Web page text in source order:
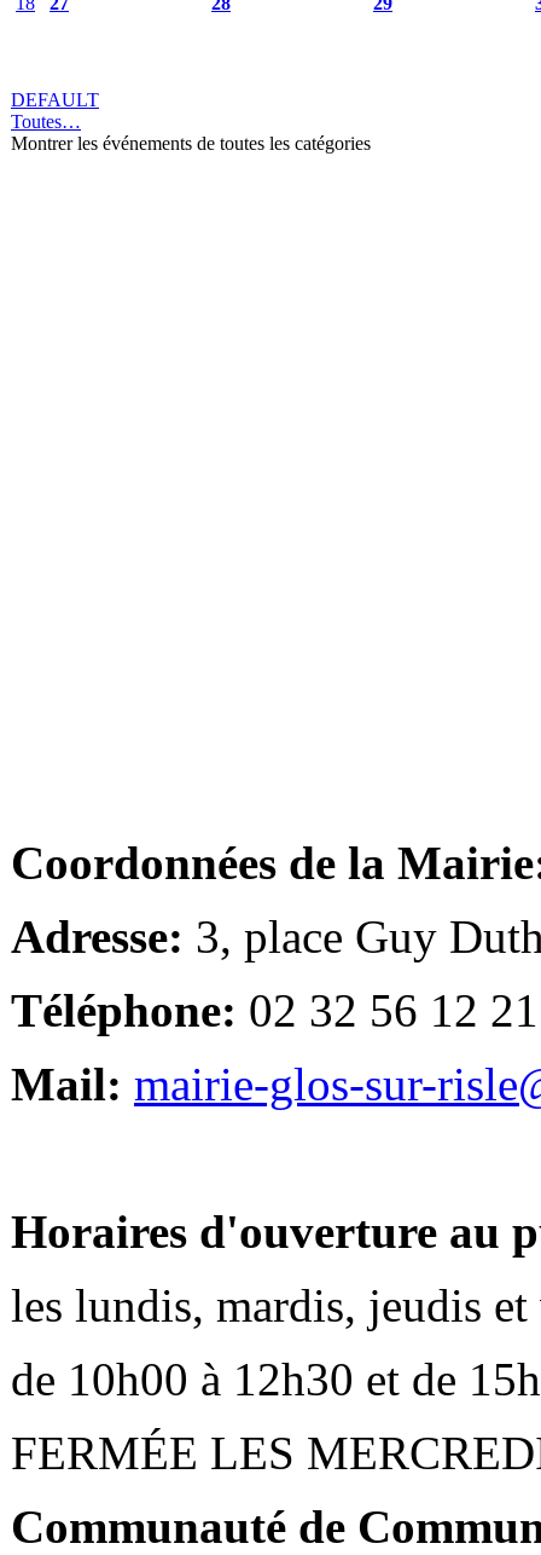
DEFAULT
Toutes…
Montrer les événements de toutes les catégories
Coordonnées de la
Adresse: 3, place Guy
Téléphone: 02 32 56 12 21
Mail: mairie-glos-sur-
Horaires d'ouverture au
les lundis, mardis, jeudis et
de 10h00 à 12h30 et de
FERMÉE LES
Communauté de